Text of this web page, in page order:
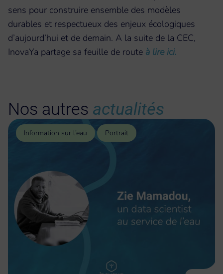
sens pour construire ensemble des modèles
durables et respectueux des enjeux écologiques
d’aujourd’hui et de demain. A la suite de la CEC,
InovaYa partage sa feuille de route à lire ici.
Nos autres actualités
Information sur l’eau Portrait